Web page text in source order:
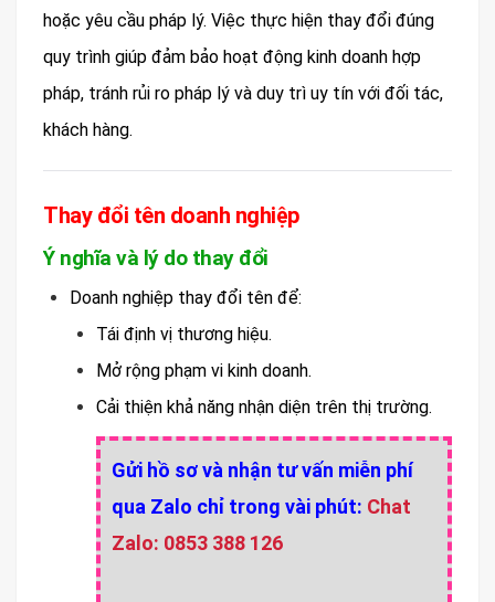
hoặc yêu cầu pháp lý. Việc thực hiện thay đổi đúng
quy trình giúp đảm bảo hoạt động kinh doanh hợp
pháp, tránh rủi ro pháp lý và duy trì uy tín với đối tác,
khách hàng.
Thay đổi tên doanh nghiệp
Ý nghĩa và lý do thay đổi
Doanh nghiệp thay đổi tên để:
Tái định vị thương hiệu.
Mở rộng phạm vi kinh doanh.
Cải thiện khả năng nhận diện trên thị trường.
Gửi hồ sơ và nhận tư vấn miễn phí
qua Zalo chỉ trong vài phút: Chat
Zalo: 0853 388 126